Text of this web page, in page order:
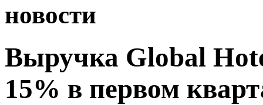
новости
Выручка Global
15% в первом